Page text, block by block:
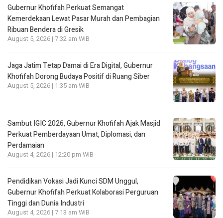
Gubernur Khofifah Perkuat Semangat
Kemerdekaan Lewat Pasar Murah dan Pembagian
Ribuan Bendera di Gresik
August 5, 2026 | 7:32 am WIB
Jaga Jatim Tetap Damai di Era Digital, Gubernur
Khofifah Dorong Budaya Positif di Ruang Siber
August 5, 2026 | 1:35 am WIB
Sambut IGIC 2026, Gubernur Khofifah Ajak Masjid
Perkuat Pemberdayaan Umat, Diplomasi, dan
Perdamaian
August 4, 2026 | 12:20 pm WIB
Pendidikan Vokasi Jadi Kunci SDM Unggul,
Gubernur Khofifah Perkuat Kolaborasi Perguruan
Tinggi dan Dunia Industri
August 4, 2026 | 7:13 am WIB